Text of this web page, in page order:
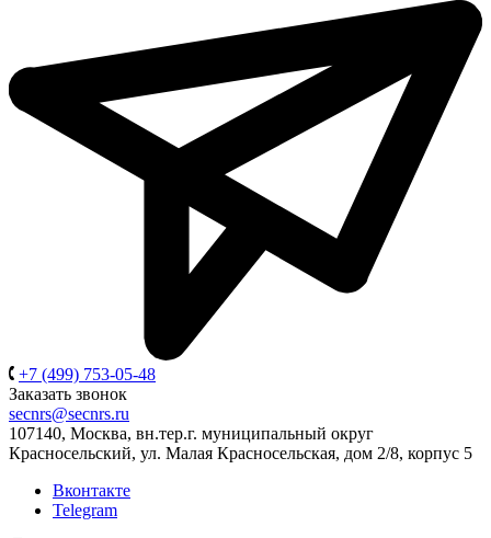
+7 (499) 753-05-48
Заказать звонок
secnrs@secnrs.ru
107140, Москва, вн.тер.г. муниципальный округ
Красносельский, ул. Малая Красносельская, дом 2/8, корпус 5
Вконтакте
Telegram